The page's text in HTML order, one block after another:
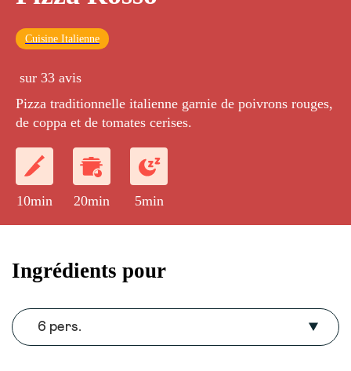
Cuisine Italienne
sur 33 avis
Pizza traditionnelle italienne garnie de poivrons rouges,
de coppa et de tomates cerises.
10min 20min 5min
Ingrédients pour
6 pers.